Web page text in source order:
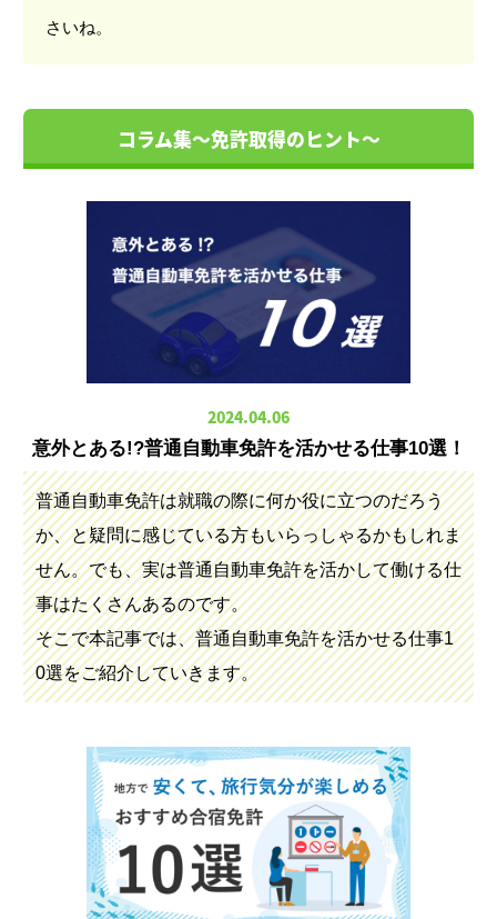
さいね。
コラム集～免許取得のヒント～
2024.04.06
意外とある!?普通自動車免許を活かせる仕事10選！
普通自動車免許は就職の際に何か役に立つのだろう
か、と疑問に感じている方もいらっしゃるかもしれま
せん。でも、実は普通自動車免許を活かして働ける仕
事はたくさんあるのです。
そこで本記事では、普通自動車免許を活かせる仕事1
0選をご紹介していきます。